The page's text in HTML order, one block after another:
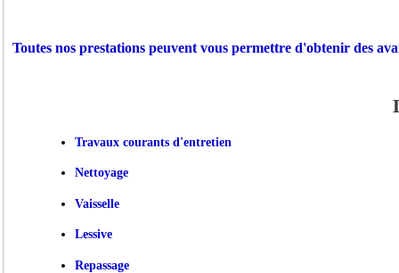
Toutes nos prestations peuvent vous permettre d'obtenir des
Travaux courants d'entretien
Nettoyage
Vaisselle
Lessive
Repassage